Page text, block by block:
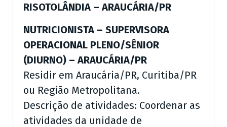
RISOTOLÂNDIA – ARAUCÁRIA/PR
NUTRICIONISTA – SUPERVISORA
OPERACIONAL PLENO/SÊNIOR
(DIURNO) – ARAUCÁRIA/PR
Residir em Araucária/PR, Curitiba/PR
ou Região Metropolitana.
Descrição de atividades: Coordenar as
atividades da unidade de